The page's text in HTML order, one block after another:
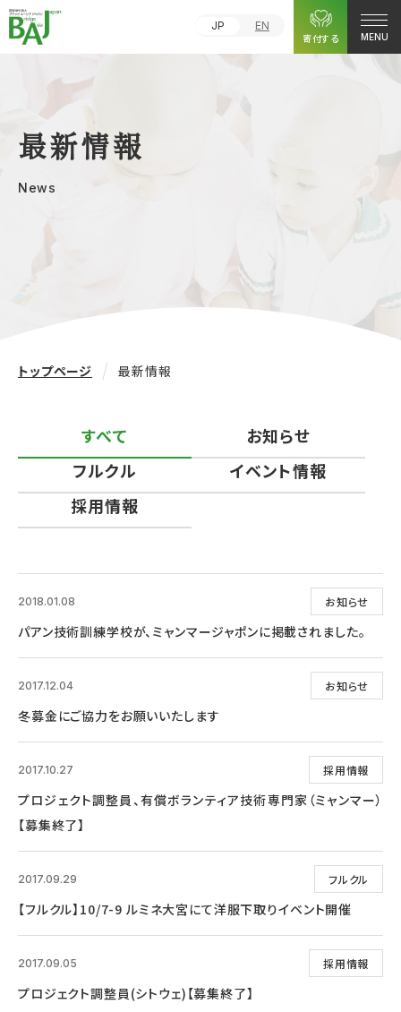
JP
EN
寄付する
MENU
最新情報
News
トップページ 最新情報
すべて
お知らせ
フルクル
イベント情報
採用情報
お知らせ
2018.01.08
パアン技術訓練学校が、ミャンマージャポンに掲載されました。
お知らせ
2017.12.04
冬募金にご協力をお願いいたします
採用情報
2017.10.27
プロジェクト調整員、有償ボランティア技術専門家（ミャンマー）
【募集終了】
フルクル
2017.09.29
【フルクル】10/7-9 ルミネ大宮にて洋服下取りイベント開催
採用情報
2017.09.05
プロジェクト調整員(シトウェ)【募集終了】